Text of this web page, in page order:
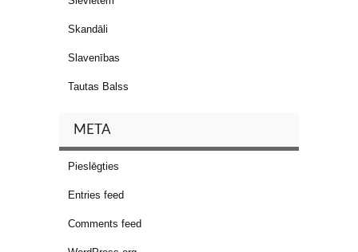
Skandāli
Slavenības
Tautas Balss
META
Pieslēgties
Entries feed
Comments feed